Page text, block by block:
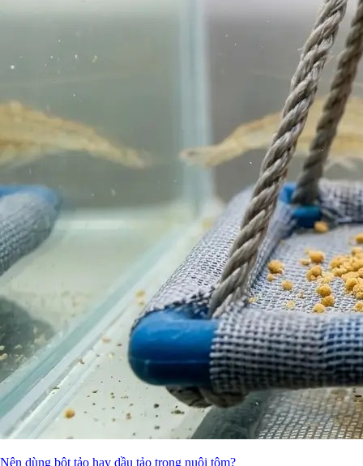
Nên dùng bột tảo hay dầu tảo trong nuôi tôm?